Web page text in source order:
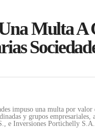
Multa
impuso una multa por
y grupos
e Inversiones Portichelly